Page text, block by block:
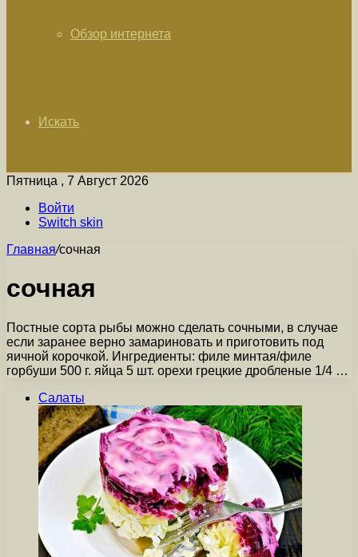
Обзор интернета
Искать
Пятница , 7 Август 2026
Войти
Switch skin
Главная/сочная
сочная
Постные сорта рыбы можно сделать сочными, в случае
если заранее верно замариновать и приготовить под
яичной корочкой. Ингредиенты: филе минтая/филе
горбуши 500 г. яйца 5 шт. орехи грецкие дробленые 1/4 …
Салаты